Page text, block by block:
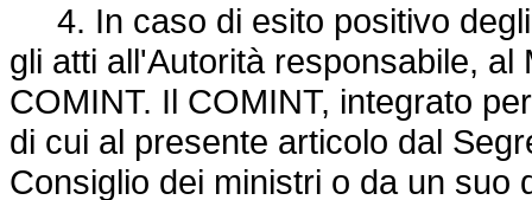
4. In caso di esito positivo
gli atti all'Autorità responsabile,
COMINT. Il COMINT, integrato
di cui al presente articolo dal
Consiglio dei ministri o da un suo